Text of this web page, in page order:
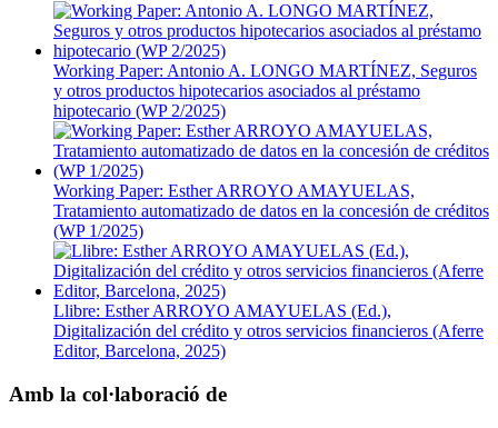
Working Paper: Antonio A. LONGO MARTÍNEZ, Seguros
y otros productos hipotecarios asociados al préstamo
hipotecario (WP 2/2025)
Working Paper: Esther ARROYO AMAYUELAS,
Tratamiento automatizado de datos en la concesión de créditos
(WP 1/2025)
Llibre: Esther ARROYO AMAYUELAS (Ed.),
Digitalización del crédito y otros servicios financieros (Aferre
Editor, Barcelona, 2025)
Amb la col·laboració de